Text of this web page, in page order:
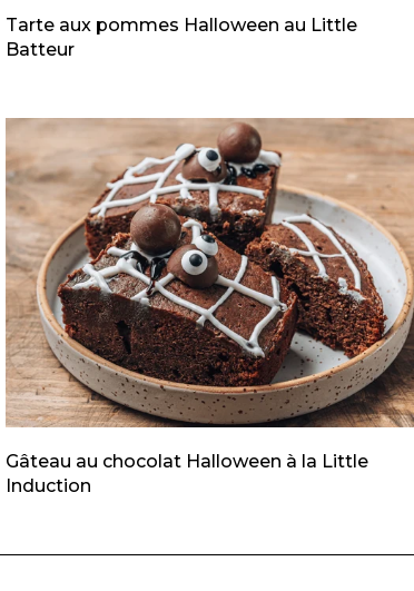
Tarte aux pommes Halloween au Little
Batteur
Gâteau au chocolat Halloween à la Little
Induction